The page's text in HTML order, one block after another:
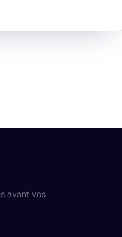
avant vos